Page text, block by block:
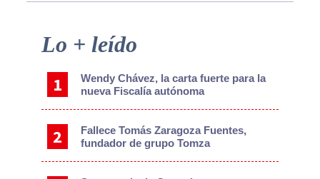
Primary
Sidebar
Lo + leído
Wendy Chávez, la carta fuerte para la
nueva Fiscalía autónoma
Fallece Tomás Zaragoza Fuentes,
fundador de grupo Tomza